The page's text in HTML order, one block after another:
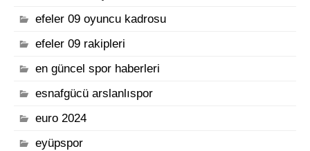
efeler 09 oyuncu kadrosu
efeler 09 rakipleri
en güncel spor haberleri
esnafgücü arslanlıspor
euro 2024
eyüpspor